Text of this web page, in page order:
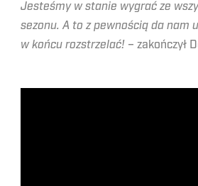
Jesteśmy w stanie wygrać ze
sezonu. A to z pewnością da nam
w końcu rozstrzelać! – zakończył